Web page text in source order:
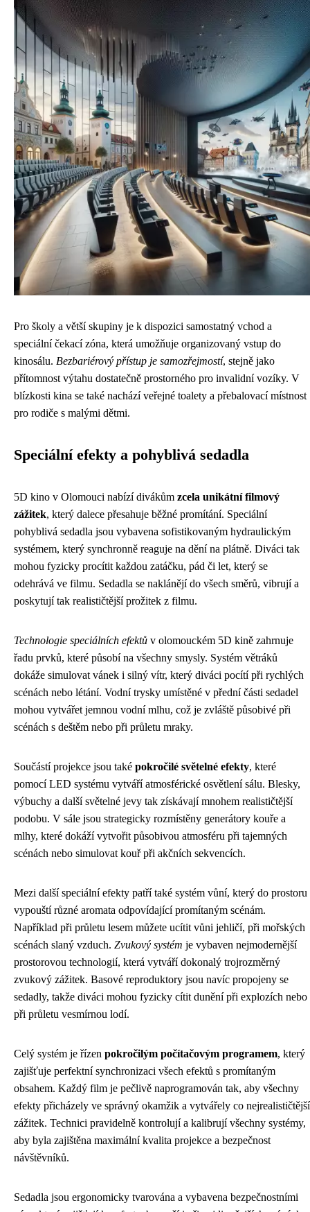
Pro školy a větší skupiny je k dispozici samostatný vchod a
speciální čekací zóna, která umožňuje organizovaný vstup do
kinosálu. Bezbariérový přístup je samozřejmostí, stejně jako
přítomnost výtahu dostatečně prostorného pro invalidní vozíky. V
blízkosti kina se také nachází veřejné toalety a přebalovací místnost
pro rodiče s malými dětmi.
Speciální efekty a pohyblivá sedadla
5D kino v Olomouci nabízí divákům zcela unikátní filmový
zážitek, který dalece přesahuje běžné promítání. Speciální
pohyblivá sedadla jsou vybavena sofistikovaným hydraulickým
systémem, který synchronně reaguje na dění na plátně. Diváci tak
mohou fyzicky procítit každou zatáčku, pád či let, který se
odehrává ve filmu. Sedadla se naklánějí do všech směrů, vibrují a
poskytují tak realističtější prožitek z filmu.
Technologie speciálních efektů v olomouckém 5D kině zahrnuje
řadu prvků, které působí na všechny smysly. Systém větráků
dokáže simulovat vánek i silný vítr, který diváci pocítí při rychlých
scénách nebo létání. Vodní trysky umístěné v přední části sedadel
mohou vytvářet jemnou vodní mlhu, což je zvláště působivé při
scénách s deštěm nebo při průletu mraky.
Součástí projekce jsou také pokročilé světelné efekty, které
pomocí LED systému vytváří atmosférické osvětlení sálu. Blesky,
výbuchy a další světelné jevy tak získávají mnohem realističtější
podobu. V sále jsou strategicky rozmístěny generátory kouře a
mlhy, které dokáží vytvořit působivou atmosféru při tajemných
scénách nebo simulovat kouř při akčních sekvencích.
Mezi další speciální efekty patří také systém vůní, který do prostoru
vypouští různé aromata odpovídající promítaným scénám.
Například při průletu lesem můžete ucítit vůni jehličí, při mořských
scénách slaný vzduch. Zvukový systém je vybaven nejmodernější
prostorovou technologií, která vytváří dokonalý trojrozměrný
zvukový zážitek. Basové reproduktory jsou navíc propojeny se
sedadly, takže diváci mohou fyzicky cítit dunění při explozích nebo
při průletu vesmírnou lodí.
Celý systém je řízen pokročilým počítačovým programem, který
zajišťuje perfektní synchronizaci všech efektů s promítaným
obsahem. Každý film je pečlivě naprogramován tak, aby všechny
efekty přicházely ve správný okamžik a vytvářely co nejrealističtější
zážitek. Technici pravidelně kontrolují a kalibrují všechny systémy,
aby byla zajištěna maximální kvalita projekce a bezpečnost
návštěvníků.
Sedadla jsou ergonomicky tvarována a vybavena bezpečnostními